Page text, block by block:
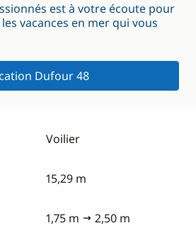
est à votre écoute pour
vacances en mer qui vous
Dufour 48
Voilier
15,29 m
1,75 m 2,50 m